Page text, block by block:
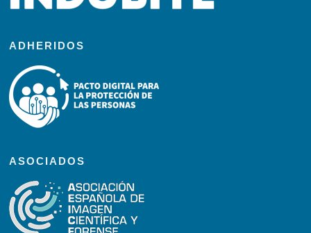
ADHERIDOS
ASOCIADOS